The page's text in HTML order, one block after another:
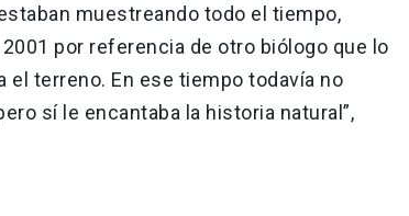
muestreando todo el tiempo,
por referencia de otro biólogo que lo
el terreno. En ese tiempo todavía no
sí le encantaba la historia natural”,